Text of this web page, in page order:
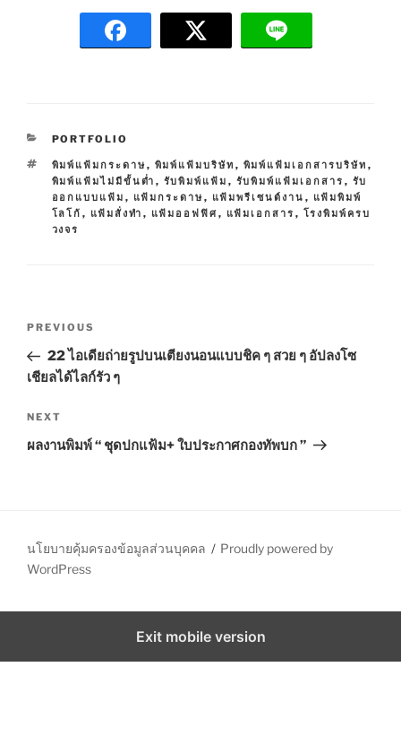
C
T
E
G
O
R
PORTFOLIO
T
A
G
S
พิมพ์แฟ้มกระดาษ, พิมพ์แฟ้มบริษัท , พิมพ์แฟ้มเอกสารบริษัท ,
พิมพ์แฟ้มไม่มีขั้นต่ำ , รับพิมพ์แฟ้ม , รับพิมพ์แฟ้มเอกสาร , รับ
ออกแบบแฟ้ม , แฟ้มกระดาษ, แฟ้มพรีเซนต์งาน , แฟ้มพิมพ์
โลโก้ , แฟ้มสั่งทำ , แฟ้มออฟฟิศ, แฟ้มเอกสาร , โรงพิมพ์ครบ
วงจร
s
n
a
a
t
o
P
r
e
i
s
t
PREVIOUS
22 ไอเดียถ่ายรูปบนเตียงนอนแบบชิค ๆ สวย ๆ อัปลงโซ
เชียลได้ไลก์รัว ๆ
N
e
s
t
NEXT
ผลงานพิมพ์ “ ชุดปกแฟ้ม+ ใบประกาศกองทัพบก ”
นโยบายคุ้มครองข้อมูลส่วนบุคคล
Proudly powered by
WordPress
Exit mobile version